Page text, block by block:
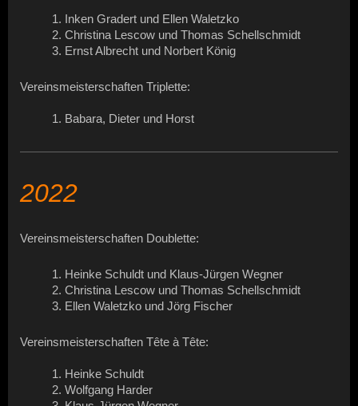
1. Inken Gradert und Ellen Waletzko
2. Christina Lescow und Thomas Schellschmidt
3. Ernst Albrecht und Norbert König
Vereinsmeisterschaften Triplette:
1. Babara, Dieter und Horst
2022
Vereinsmeisterschaften Doublette:
1. Heinke Schuldt und Klaus-Jürgen Wegner
2. Christina Lescow und Thomas Schellschmidt
3. Ellen Waletzko und Jörg Fischer
Vereinsmeisterschaften Tête à Tête:
1. Heinke Schuldt
2. Wolfgang Harder